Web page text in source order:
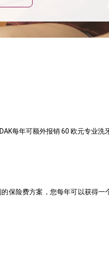
DAK每年可额外报销 60 欧元专业洗
保险费方案，您每年可以获得一